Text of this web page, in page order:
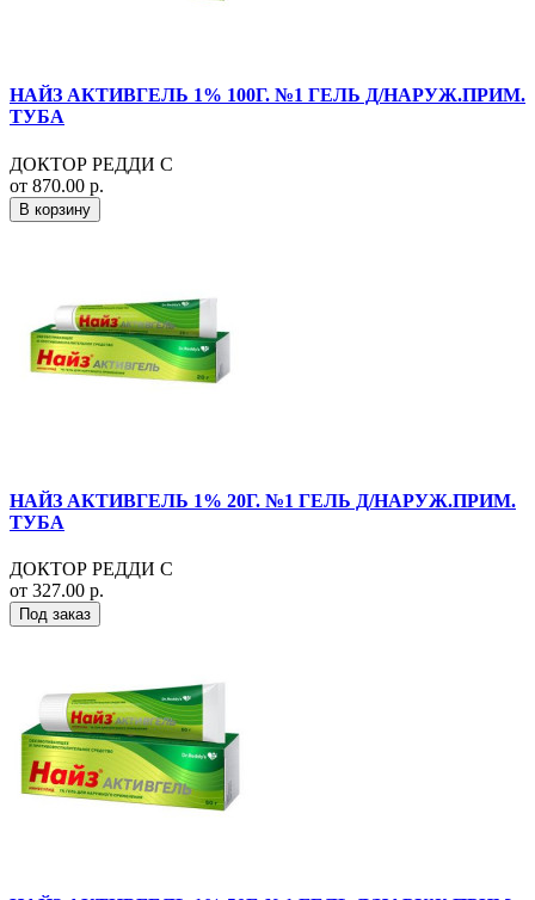
НАЙЗ АКТИВГЕЛЬ 1% 100Г. №1 ГЕЛЬ Д/НАРУЖ.ПРИМ.
ТУБА
ДОКТОР РЕДДИ С
от 870.00 р.
В корзину
НАЙЗ АКТИВГЕЛЬ 1% 20Г. №1 ГЕЛЬ Д/НАРУЖ.ПРИМ.
ТУБА
ДОКТОР РЕДДИ С
от 327.00 р.
Под заказ